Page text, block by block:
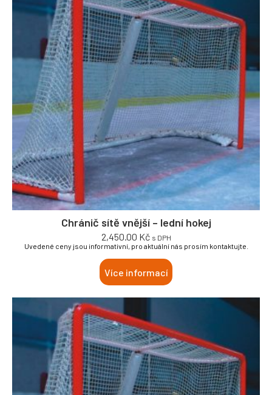
Chránič sítě vnější – lední hokej
2,450.00 Kč s DPH
Uvedené ceny jsou informativní, pro aktuální nás prosím kontaktujte.
Více informací